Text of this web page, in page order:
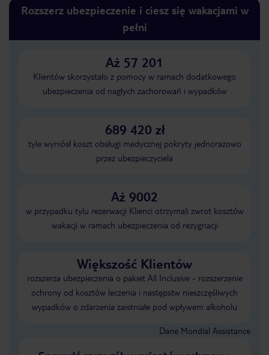
Rozszerz ubezpieczenie i ciesz się wakacjami w
pełni
Aż 57 201
Klientów skorzystało z pomocy w ramach dodatkowego
ubezpieczenia od nagłych zachorowań i wypadków
689 420 zł
tyle wyniósł koszt obsługi medycznej pokryty jednorazowo
przez ubezpieczyciela
Aż 9002
w przypadku tylu rezerwacji Klienci otrzymali zwrot kosztów
wakacji w ramach ubezpieczenia od rezygnacji
Większość Klientów
rozszerza ubezpieczenia o pakiet All Inclusive - rozszerzenie
ochrony od kosztów leczenia i następstw nieszczęśliwych
wypadków o zdarzenia zaistniałe pod wpływem alkoholu
Dane Mondial Assistance